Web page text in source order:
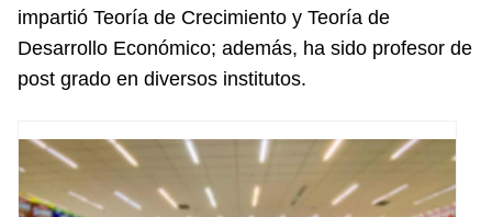
impartió Teoría de Crecimiento y Teoría de
Desarrollo Económico; además, ha sido profesor de
post grado en diversos institutos.